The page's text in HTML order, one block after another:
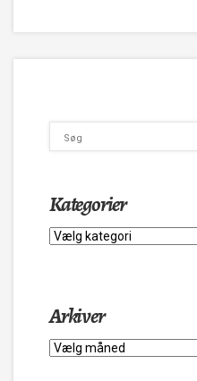
Kategorier
Kategorier
Arkiver
Arkiver